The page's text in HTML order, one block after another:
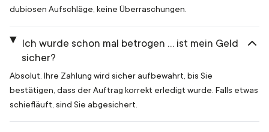
dubiosen Aufschläge, keine Überraschungen.
Ich wurde schon mal betrogen … ist mein Geld
sicher?
Absolut. Ihre Zahlung wird sicher aufbewahrt, bis Sie
bestätigen, dass der Auftrag korrekt erledigt wurde. Falls etwas
schiefläuft, sind Sie abgesichert.